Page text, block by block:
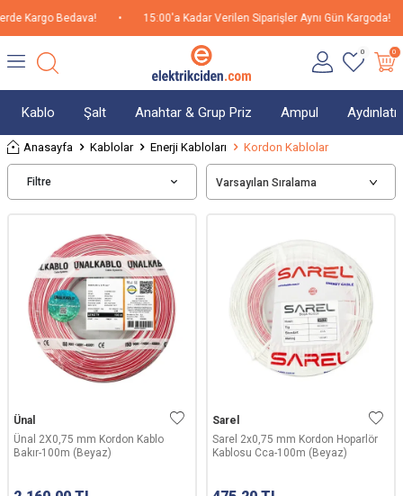
Kargo Bedava! 15:00'a Kadar Verilen Siparişler Aynı Gün Kargoda!
0 0
Kablo Şalt Anahtar & Grup Priz Ampul
Anasayfa Kablolar Enerji Kabloları Kordon Kablolar
Filtre
Ünal
Ünal 2X0,75 mm Kordon Kablo
Bakır-100m (Beyaz)
Sarel
Sarel 2x0,75 mm Kordon Hoparlör
Kablosu Cca-100m (Beyaz)